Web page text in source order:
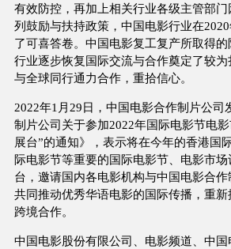
有效防控，再加上相关行业各级主管部
列鼓励与扶持政策，中国电影行业在
了可喜答卷。中国电影复工复产所取得
行业逐步恢复国际交流与合作奠定了较
与全球同行通力合作，重拾信心。
2022年1月29日，中国电影合作制片公司
制片公司关于参加2022年国际电影节电
展台”的通知》，表示将在今年的香港国
际电影节等重要的国际电影节、电影市
台，邀请国内各电影机构与中国电影合作
共同推动优秀华语电影的国际传播，重
跨境合作。
中国电影股份有限公司、电影频道、中